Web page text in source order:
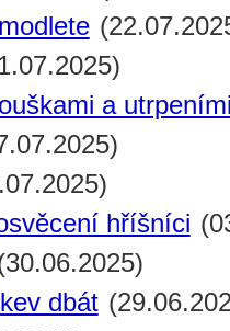
a
hříšníci
dbát